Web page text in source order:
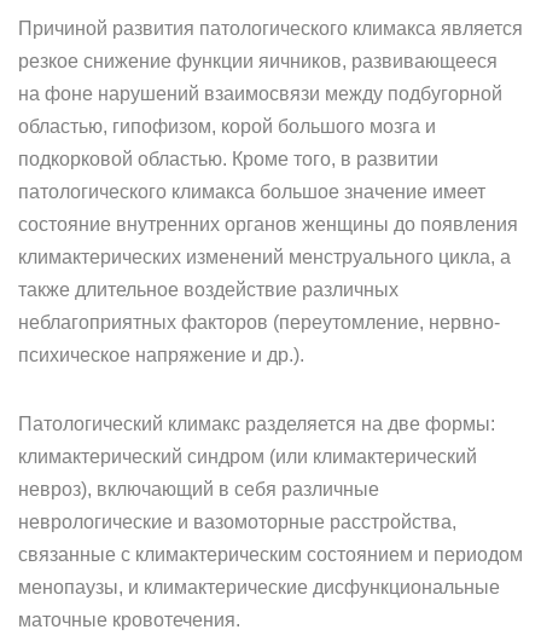
Причиной развития патологического климакса является
резкое снижение функции яичников, развивающееся
на фоне нарушений взаимосвязи между подбугорной
областью, гипофизом, корой большого мозга и
подкорковой областью. Кроме того, в развитии
патологического климакса большое значение имеет
состояние внутренних органов женщины до появления
климактерических изменений менструального цикла, а
также длительное воздействие различных
неблагоприятных факторов (переутомление, нервно-
психическое напряжение и др.).
Патологический климакс разделяется на две формы:
климактерический синдром (или климактерический
невроз), включающий в себя различные
неврологические и вазомоторные расстройства,
связанные с климактерическим состоянием и периодом
менопаузы, и климактерические дисфункциональные
маточные кровотечения.